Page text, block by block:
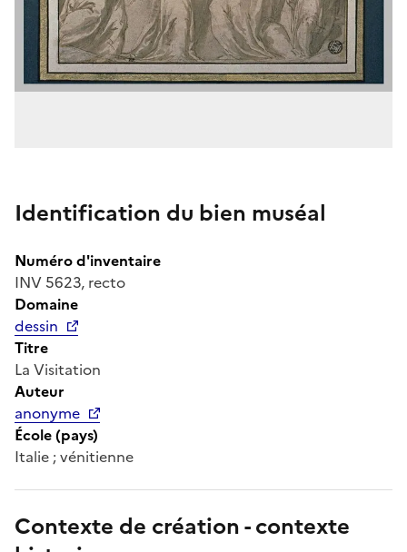
Identification du bien muséal
Numéro d'inventaire
INV 5623, recto
Domaine
dessin
Titre
La Visitation
Auteur
anonyme
École (pays)
Italie ; vénitienne
Contexte de création - contexte